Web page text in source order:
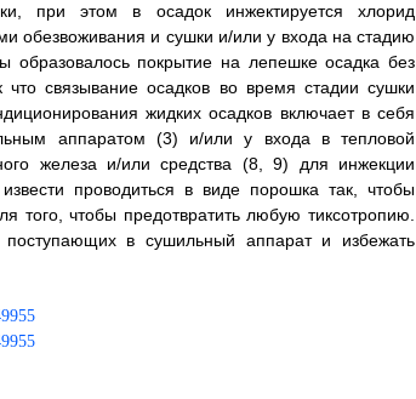
при этом в осадок инжектируется хлорид
обезвоживания и сушки и/или у входа на стадию
образовалось покрытие на лепешке осадка без
что связывание осадков во время стадии сушки
жидких осадков включает в себя
аппаратом (3) и/или у входа в тепловой
железа и/или средства (8, 9) для инжекции
проводиться в виде порошка так, чтобы
того, чтобы предотвратить любую тиксотропию.
поступающих в сушильный аппарат и избежать